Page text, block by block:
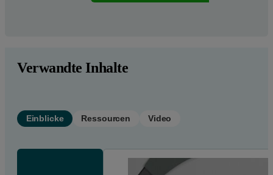
Verwandte Inhalte
Einblicke Ressourcen Video